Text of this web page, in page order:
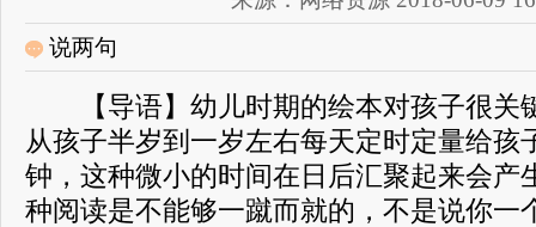
说两句
【导语】幼儿时期的绘本对孩子很关
从孩子半岁到一岁左右每天定时定量给孩
钟，这种微小的时间在日后汇聚起来会产
种阅读是不能够一蹴而就的，不是说你一